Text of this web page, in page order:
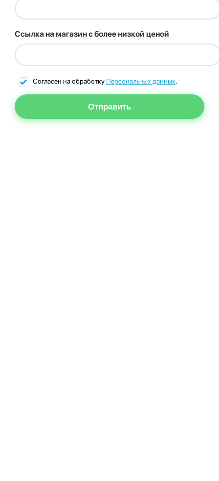
Ссылка на магазин с более низкой ценой
Согласен на обработку Персональных данных.
Отправить